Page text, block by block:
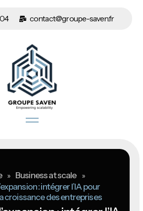
contact@groupe-saven.fr
» Business at scale »
: intégrer l’IA pour
croissance des entreprises